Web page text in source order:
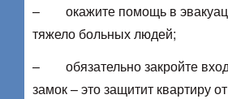
– окажите помощь в
тяжело больных людей;
– обязательно закройте
замок – это защитит квартиру